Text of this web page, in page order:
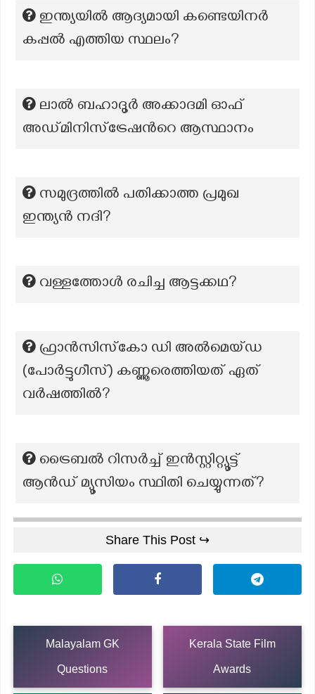
ഇന്ത്യയിൽ ആദ്യമായി കണ്ടെയിനർ
കപ്പൽ എത്തിയ സ്ഥലം?
ലാൽ ബഹാദൂർ അക്കാദമി ഓഫ്
അഡ്മിനിസ്ട്രേഷൻറെ ആസ്ഥാനം
സമുദ്രത്തിൽ പതിക്കാത്ത പ്രമുഖ
ഇന്ത്യൻ നദി?
വള്ളത്തോള്‍ രചിച്ച ആട്ടക്കഥ?
ഫ്രാൻസിസ്‌കോ ഡി അൽമെയ്ഡ
(പോർട്ടുഗീസ്) കണ്ണൂരെത്തിയത് ഏത്
വർഷത്തിൽ?
ട്രൈബല്‍ റിസര്‍ച്ച് ഇന്‍സ്റ്റിറ്റ്യൂട്ട്
ആന്‍ഡ് മ്യൂസിയം സ്ഥിതി ചെയ്യുന്നത്?
Share This Post ↪
Malayalam GK
Questions
Kerala State Film
Awards